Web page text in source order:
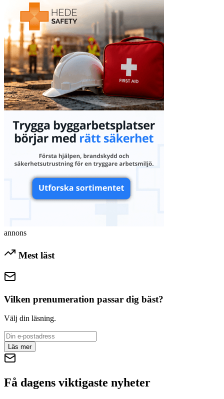
annons
Mest läst
Vilken prenumeration passar dig bäst?
Välj din läsning.
Läs mer
Få dagens viktigaste nyheter